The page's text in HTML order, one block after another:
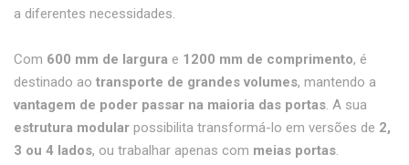
a diferentes necessidades.
Com 600 mm de largura e 1200 mm de comprimento, é
destinado ao transporte de grandes volumes, mantendo a
vantagem de poder passar na maioria das portas. A sua
estrutura modular possibilita transformá-lo em versões de 2,
3 ou 4 lados, ou trabalhar apenas com meias portas.